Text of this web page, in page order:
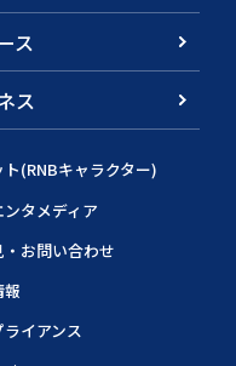
ス
ス
ト(RNBキャラクター)
ンタメディア
・お問い合わせ
報
ライアンス